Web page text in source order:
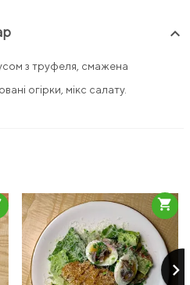
keyboard_arrow_up
з труфеля, смажена
огірки, мікс салату.
keyboard_arrow_right
shopping_cart